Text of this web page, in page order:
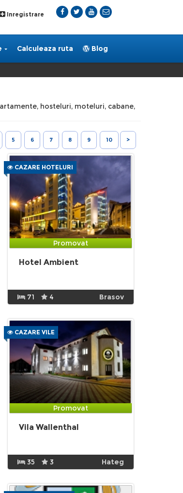
Inregistrare
Calculeaza ruta Blog
hosteluri, moteluri, cabane,
5 6 7 8 9 10 >
CAZARE HOTELURI
Promovat
Hotel Ambient
71 4 Brasov
CAZARE VILE
Promovat
Vila Wallenthal
35 3 Hateg